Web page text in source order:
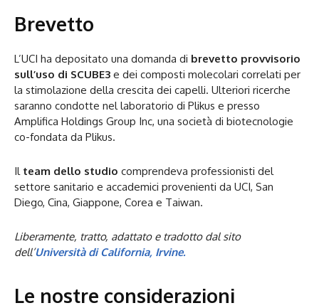
Brevetto
L’UCI ha depositato una domanda di brevetto provvisorio
sull’uso di SCUBE3 e dei composti molecolari correlati per
la stimolazione della crescita dei capelli. Ulteriori ricerche
saranno condotte nel laboratorio di Plikus e presso
Amplifica Holdings Group Inc, una società di biotecnologie
co-fondata da Plikus.
Il team dello studio comprendeva professionisti del
settore sanitario e accademici provenienti da UCI, San
Diego, Cina, Giappone, Corea e Taiwan.
Liberamente, tratto, adattato e tradotto dal sito
dell’Università di California, Irvine.
Le nostre considerazioni